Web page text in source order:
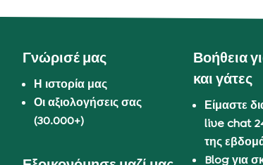
Γνώρισέ μας
Η ιστορία μας
Οι αξιολογήσεις σας
(30.000+)
Βοήθεια
και γάτες
Είμαστε
live chat
της
Blog για